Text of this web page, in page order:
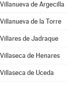
Villanueva de Argecilla
Villanueva de la Torre
Villares de Jadraque
Villaseca de Henares
Villaseca de Uceda